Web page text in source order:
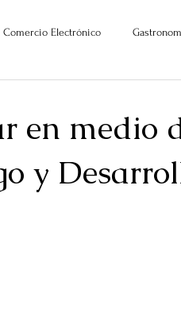
Comercio Electrónico
en medio
y